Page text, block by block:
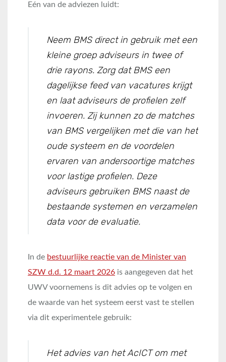
Eén van de adviezen luidt:
Neem BMS direct in gebruik met een
kleine groep adviseurs in twee of
drie rayons. Zorg dat BMS een
dagelijkse feed van vacatures krijgt
en laat adviseurs de profielen zelf
invoeren. Zij kunnen zo de matches
van BMS vergelijken met die van het
oude systeem en de voordelen
ervaren van andersoortige matches
voor lastige profielen. Deze
adviseurs gebruiken BMS naast de
bestaande systemen en verzamelen
data voor de evaluatie.
In de bestuurlijke reactie van de Minister van
SZW d.d. 12 maart 2026 is aangegeven dat het
UWV voornemens is dit advies op te volgen en
de waarde van het systeem eerst vast te stellen
via dit experimentele gebruik:
Het advies van het AcICT om met